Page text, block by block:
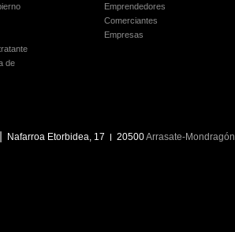
de
Emprendedores
Comerciantes
Empresas
Nafarroa Etorbidea, 17 20500Arrasate-Mondragón